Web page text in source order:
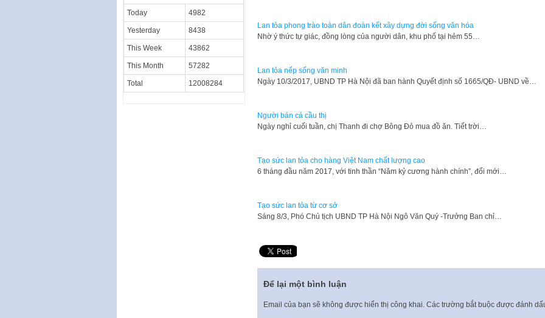
Lan tỏa phong trào toàn dân đoàn kết xây dựng đời sống văn hóa
Nhờ ý thức tự giác, đồng lòng của người dân, khu phố tại hẻm 55…
Lan tỏa nếp sống văn minh
Ngày 10/3/2017, UBND TP Hà Nội đã ban hành Quyết định số 1665/QĐ- UBND về…
Người bán cá cầu thị
Ngày nghỉ cuối tuần, chị Thanh đi chợ Bông Đỏ mua đồ ăn. Tiết trời…
Tạo sức lan tỏa cho hàng Việt Nam chất lượng cao
6 tháng đầu năm 2017, với tinh thần “Năm kỷ cương hành chính”, đổi mới…
Tạo sức lan tỏa từ cơ sở
Sáng 8/3, Phó Chủ tịch UBND TP Hà Nội Ngô Văn Quý -Trưởng Ban chỉ…
Để lại một bình luận
Email của bạn sẽ không được hiển thị công khai. Các trường bắt buộc được đánh
Today 4982
Yesterday 8438
This Week 43862
This Month 57282
Total 12008284